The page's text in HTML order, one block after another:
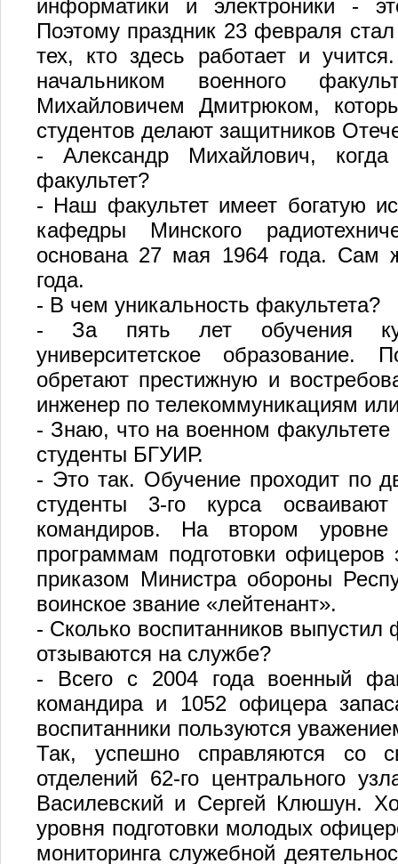
информатики и электроники -
Поэтому праздник 23 февраля
тех, кто здесь работает и
начальником военного
Михайловичем Дмитрюком,
студентов делают защитников
- Александр Михайлович,
факультет?
- Наш факультет имеет богатую
кафедры Минского
основана 27 мая 1964 года. Сам
года.
- В чем уникальность факультета?
- За пять лет обучения
университетское
обретают престижную и
инженер по телекоммуникациям
- Знаю, что на военном
студенты БГУИР.
- Это так. Обучение проходит по
студенты 3‑го курса
командиров. На втором уровне
программам подготовки офицеров
приказом Министра обороны
воинское звание «лейтенант».
- Сколько воспитанников
отзываются на службе?
- Всего с 2004 года военный
командира и 1052 офицера
воспитанники пользуются
Так, успешно справляются со
отделений 62‑го центрального
Василевский и Сергей Клюшун.
уровня подготовки молодых
мониторинга служебной